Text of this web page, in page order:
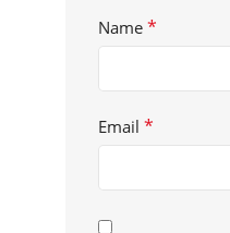
Name *
Email *